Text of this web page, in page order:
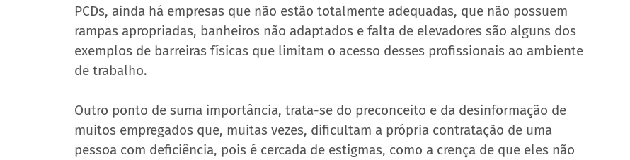
PCDs, ainda há empresas que não estão totalmente adequadas, que não possuem
rampas apropriadas, banheiros não adaptados e falta de elevadores são alguns dos
exemplos de barreiras físicas que limitam o acesso desses profissionais ao ambiente
de trabalho.
Outro ponto de suma importância, trata-se do preconceito e da desinformação de
muitos empregados que, muitas vezes, dificultam a própria contratação de uma
pessoa com deficiência, pois é cercada de estigmas, como a crença de que eles não